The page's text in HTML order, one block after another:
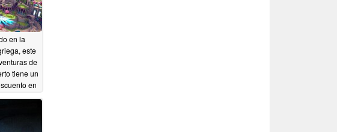
en la
este
de
tiene un
en
15/2026